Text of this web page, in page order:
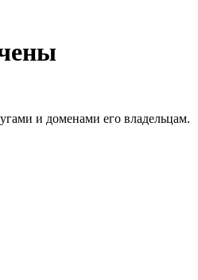
и доменами его владельцам.